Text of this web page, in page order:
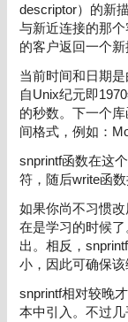
descriptor）的新
与新近连接的那
的客户返回一个新
当前时间和日期
自Unix纪元即
的秒数。下一个
间格式，例如：
snprintf函数在这
符，随后write函
如果你尚不习惯
在是学习的时候
出。相反，
小，因此可确保该
snprintf相对较晚
本中引入。不过